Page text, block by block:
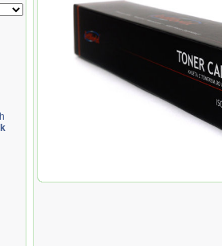
Moduł bębna JETWORLD wraz